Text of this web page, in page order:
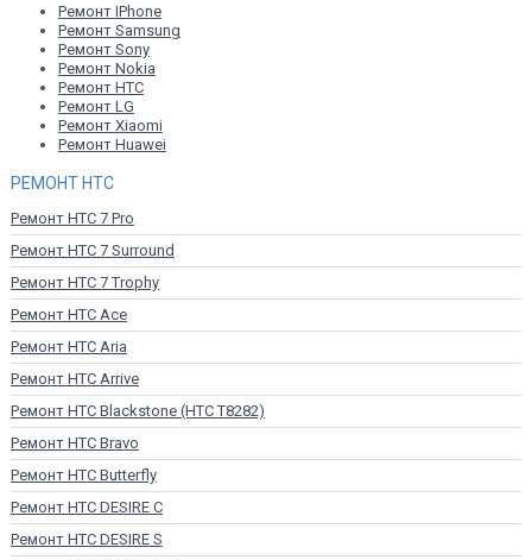
Ремонт IPhone
Ремонт Samsung
Ремонт Sony
Ремонт Nokia
Ремонт HTC
Ремонт LG
Ремонт Xiaomi
Ремонт Huawei
РЕМОНТ HTC
Ремонт HTC 7 Pro
Ремонт HTC 7 Surround
Ремонт HTC 7 Trophy
Ремонт HTC Ace
Ремонт HTC Aria
Ремонт HTC Arrive
Ремонт HTC Blackstone (HTC T8282)
Ремонт HTC Bravo
Ремонт HTC Butterfly
Ремонт HTC DESIRE C
Ремонт HTC DESIRE S